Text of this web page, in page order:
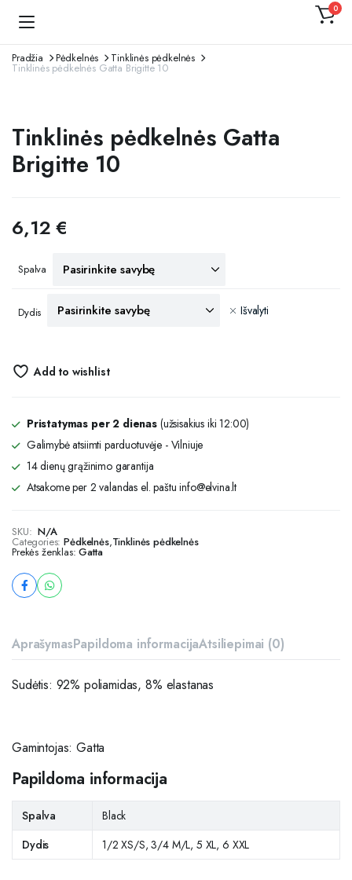
0
Pradžia Pėdkelnės Tinklinės pėdkelnės
Tinklinės pėdkelnės Gatta Brigitte 10
Tinklinės pėdkelnės Gatta
Brigitte 10
6,12€
Spalva
Dydis Išvalyti
Add to wishlist
Pristatymas per 2 dienas (užsisakius iki 12:00)
Galimybė atsiimti parduotuvėje - Vilniuje
14 dienų grąžinimo garantija
Atsakome per 2 valandas el. paštu info@elvina.lt
SKU: N/A
Categories: Pėdkelnės,Tinklinės pėdkelnės
Prekės ženklas:Gatta
AprašymasPapildoma informacijaAtsiliepimai (0)
Sudėtis: 92% poliamidas, 8% elastanas
Gamintojas: Gatta
Papildoma informacija
Spalva
Black
Dydis
1/2 XS/S, 3/4 M/L, 5 XL, 6 XXL